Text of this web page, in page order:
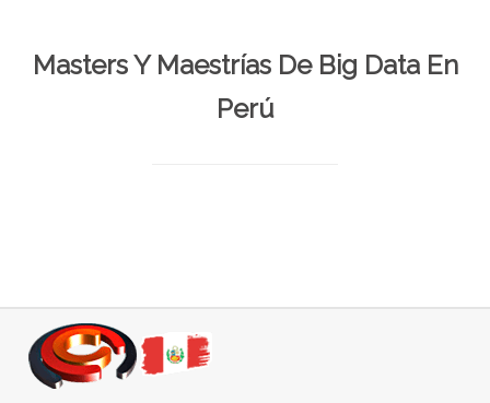
Masters Y Maestrías De Big Data En
Perú